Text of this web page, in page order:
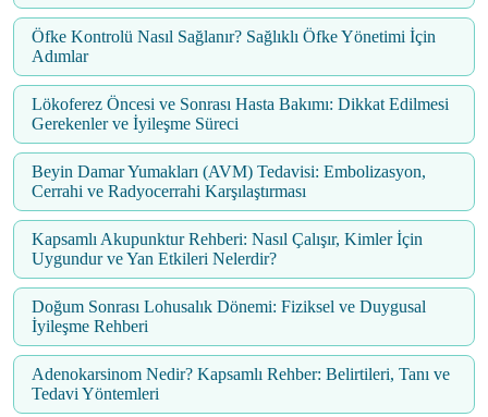
Öfke Kontrolü Nasıl Sağlanır? Sağlıklı Öfke Yönetimi İçin
Adımlar
Lökoferez Öncesi ve Sonrası Hasta Bakımı: Dikkat Edilmesi
Gerekenler ve İyileşme Süreci
Beyin Damar Yumakları (AVM) Tedavisi: Embolizasyon,
Cerrahi ve Radyocerrahi Karşılaştırması
Kapsamlı Akupunktur Rehberi: Nasıl Çalışır, Kimler İçin
Uygundur ve Yan Etkileri Nelerdir?
Doğum Sonrası Lohusalık Dönemi: Fiziksel ve Duygusal
İyileşme Rehberi
Adenokarsinom Nedir? Kapsamlı Rehber: Belirtileri, Tanı ve
Tedavi Yöntemleri